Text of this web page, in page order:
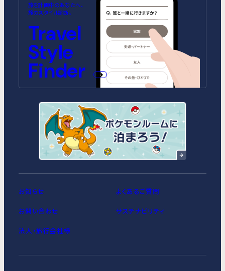
MIMARU SUITES 東京浅草
MIMARU東京 池袋
MIMARU SUITES 東京日本橋
MIMARU東京 錦糸町
MIMARU東京 STATION EAST
MIMARU東京 赤坂
MIMARU東京 上野稲荷町
MIMARU東京 上野NORTH
MIMARU東京 上野EAST
MIMARU東京 上野御徒町
MIMARU東京 新宿WEST
MIMARU東京 日本橋水天宮前
MIMARU東京 八丁堀
MIMARU東京 浅草STATION
MIMARU SUITES 京都
CENTRAL
MIMARU京都 河原町五条
MIMARU京都 STATION
MIMARU京都 新町三条
MIMARU京都 四条WEST(旧
MIMARU京都 西洞院高辻)
MIMARU京都 二条城
MIMARU SUITES 京都四条
MIMARU大阪 難波STATION
ANNEX（2026年10月1日開業）
MIMARU大阪 心斎橋
CENTRAL（2026年9月1日開業）
MIMARU大阪 心斎橋NORTH
MIMARU大阪 心斎橋EAST
MIMARU大阪 難波STATION
MIMARU大阪 心斎橋WEST
MIMARU大阪 難波NORTH
旅を計画中のあなたへ、
旅のスタイル診断。
Travel
Style
Finder
お知らせ よくあるご質問
お問い合わせ サステナビリティ
法人・旅行会社様